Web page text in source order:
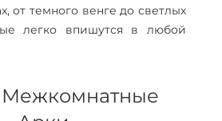
от темного венге до светлых
легко впишутся в любой
Межкомнатные